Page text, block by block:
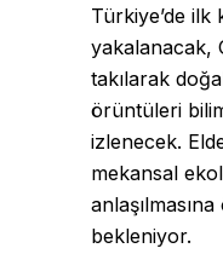
Türkiye’de
yakalanacak,
takılarak
örüntüleri
izlenecek.
mekansal
bekleniyor.